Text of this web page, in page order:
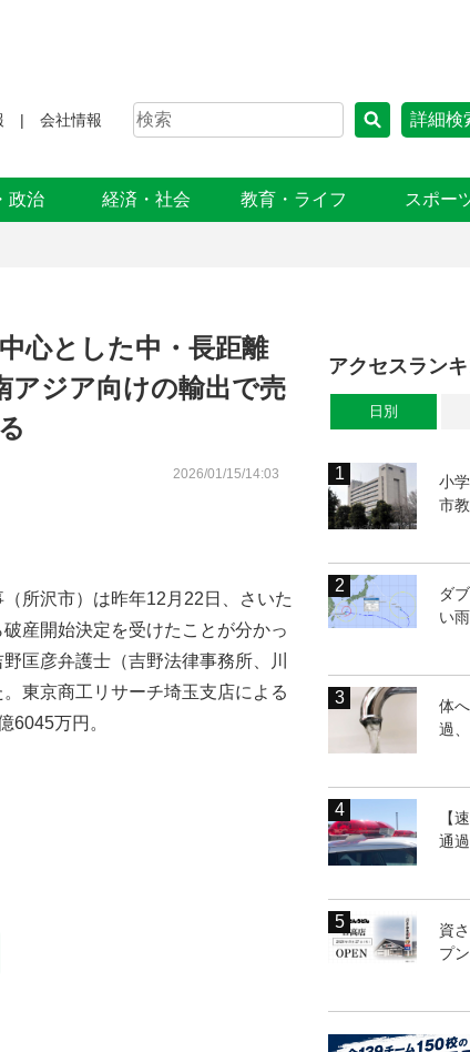
会社情報 詳細検
政治 経済・社会 教育・ライフ スポー
心とした中・長距離
ジア向けの輸出で売
2026/01/15/14:03
所沢市）は昨年12月22日、さいた
産開始決定を受けたことが分かっ
匡彦弁護士（吉野法律事務所、川
東京商工リサーチ埼玉支店による
6045万円。
アクセスラン
日別
小
市
ダ
い
体
過
【
通
資
プ